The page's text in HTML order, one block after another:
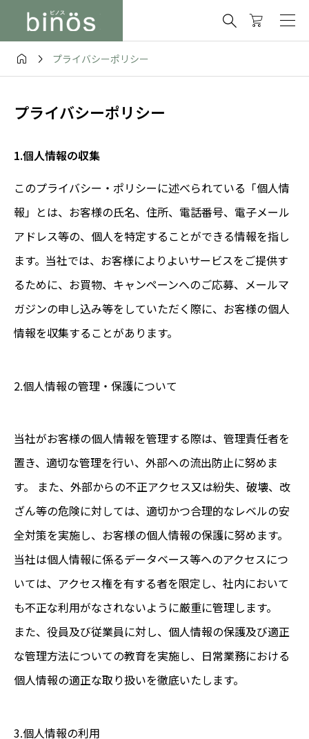

  プライバシーポリシー
プライバシーポリシー
1.個人情報の収集
このプライバシー・ポリシーに述べられている「個人情
報」とは、お客様の氏名、住所、電話番号、電子メール
アドレス等の、個人を特定することができる情報を指し
ます。当社では、お客様によりよいサービスをご提供す
るために、お買物、キャンペーンへのご応募、メールマ
ガジンの申し込み等をしていただく際に、お客様の個人
情報を収集することがあります。
2.個人情報の管理・保護について
当社がお客様の個人情報を管理する際は、管理責任者を
置き、適切な管理を行い、外部への流出防止に努めま
す。 また、外部からの不正アクセス又は紛失、破壊、改
ざん等の危険に対しては、適切かつ合理的なレベルの安
全対策を実施し、お客様の個人情報の保護に努めます。
当社は個人情報に係るデータベース等へのアクセスにつ
いては、アクセス権を有する者を限定し、社内において
も不正な利用がなされないように厳重に管理します。
また、役員及び従業員に対し、個人情報の保護及び適正
な管理方法についての教育を実施し、日常業務における
個人情報の適正な取り扱いを徹底いたします。
3.個人情報の利用